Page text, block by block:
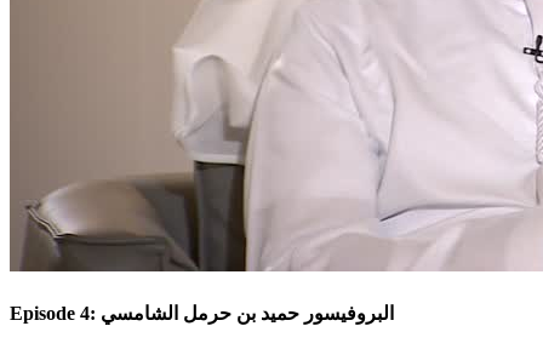
Episode 4: البروفيسور حميد بن حرمل الشامسي